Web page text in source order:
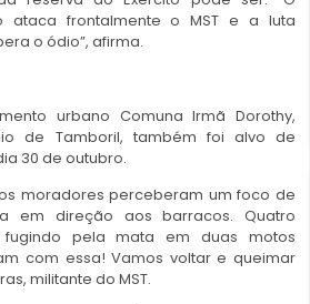
ataca frontalmente o MST e a luta
o ódio”, afirma.
urbano Comuna Irmã Dorothy,
de Tamboril, também foi alvo de
30 de outubro.
moradores perceberam um foco de
em direção aos barracos. Quatro
pela mata em duas motos
com essa! Vamos voltar e queimar
militante do MST.